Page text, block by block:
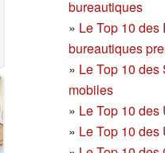
bureautiques
» Le Top 10
bureautiques
» Le Top 10 des
mobiles
» Le Top 10
» Le Top 10 des